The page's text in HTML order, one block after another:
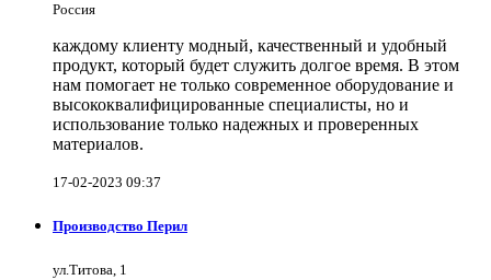
Россия
каждому клиенту модный, качественный и удобный
продукт, который будет служить долгое время. В этом
нам помогает не только современное оборудование и
высококвалифицированные специалисты, но и
использование только надежных и проверенных
материалов.
17-02-2023 09:37
Производство Перил
ул.Титова, 1